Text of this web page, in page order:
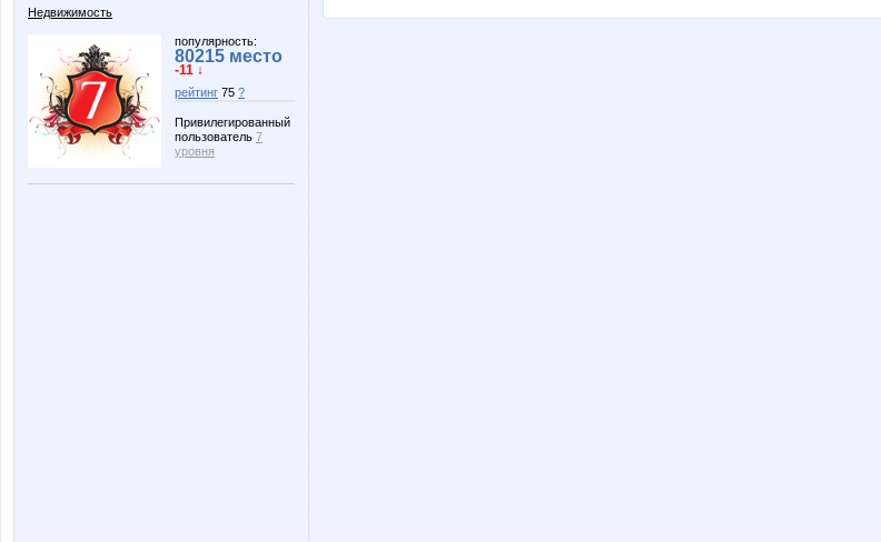
Недвижимость
популярность:
80215 место
-11 ↓
рейтинг 75 ?
Привилегированный
пользователь 7
уровня